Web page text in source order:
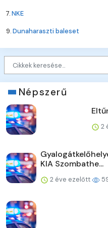
7.NKE
9.Dunaharaszti baleset
Népszerű
2
KIA Szombathe...
2 éve ezelőtt